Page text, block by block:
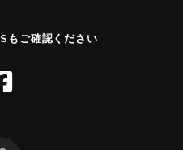
もご確認ください